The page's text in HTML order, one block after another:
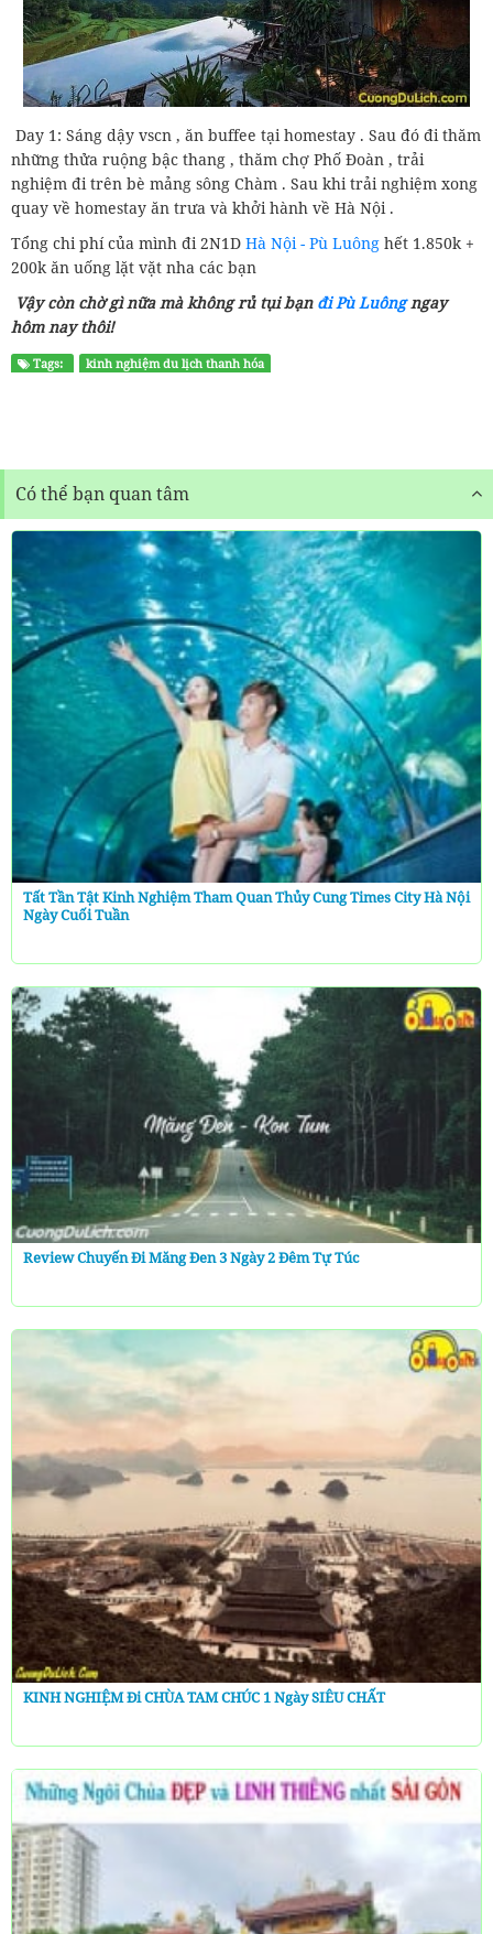
Day 1: Sáng dậy vscn , ăn buffee tại homestay . Sau đó đi thăm
những thửa ruộng bậc thang , thăm chợ Phố Đoàn , trải
nghiệm đi trên bè mảng sông Chàm . Sau khi trải nghiệm xong
quay về homestay ăn trưa và khởi hành về Hà Nội .
Tổng chi phí của mình đi 2N1D Hà Nội - Pù Luông hết 1.850k +
200k ăn uống lặt vặt nha các bạn
Vậy còn chờ gì nữa mà không rủ tụi bạnđi Pù Luôngngay
hôm nay thôi!
Tags: kinh nghiệm du lịch thanh hóa
Có thể bạn quan tâm
Tất Tần Tật Kinh Nghiệm Tham Quan Thủy Cung Times City Hà Nội
Ngày Cuối Tuần
Review Chuyến Đi Măng Đen 3 Ngày 2 Đêm Tự Túc
KINH NGHIỆM Đi CHÙA TAM CHÚC 1 Ngày SIÊU CHẤT